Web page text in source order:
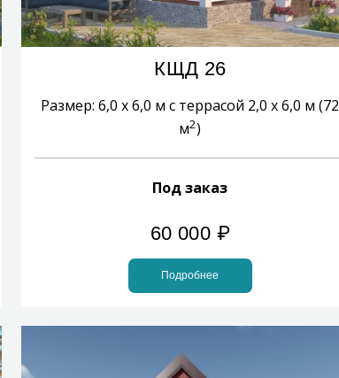
КЩД 26
Размер: 6,0 х 6,0 м с террасой 2,0 х 6,0 м (72
м2)
Под заказ
60 000 ₽
Подробнее